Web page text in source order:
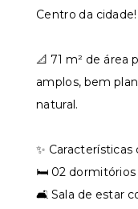
Centro da cidade!
📐 71 m² de
amplos, bem
natural.
✨ Características
🛏️ 02 dormitórios
🛋️ Sala de estar